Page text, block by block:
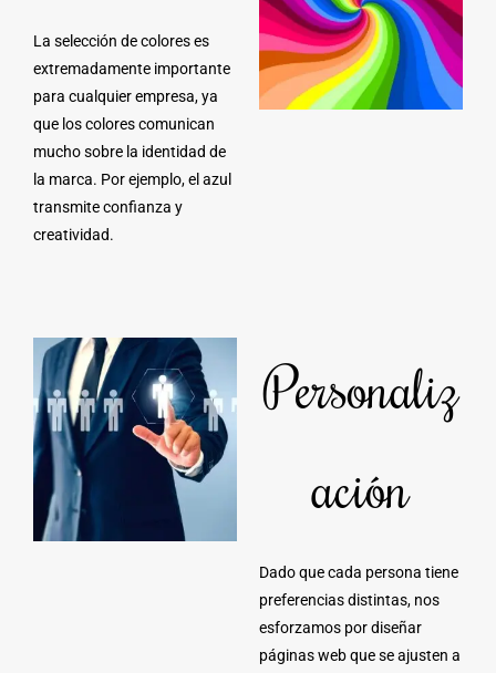
La selección de colores es
extremadamente importante
para cualquier empresa, ya
que los colores comunican
mucho sobre la identidad de
la marca. Por ejemplo, el azul
transmite confianza y
creatividad.
Personaliz
ación
Dado que cada persona tiene
preferencias distintas, nos
esforzamos por diseñar
páginas web que se ajusten a